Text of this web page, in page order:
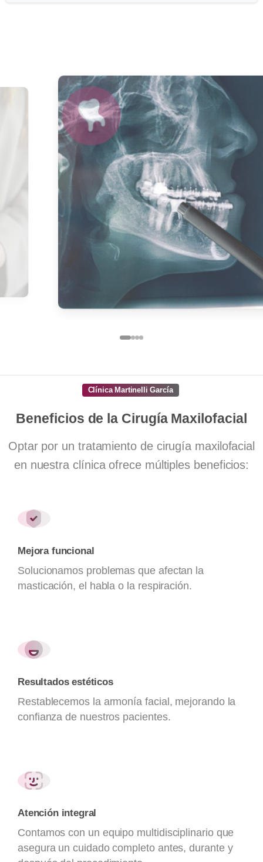
Clínica Martinelli García
Beneficios de la Cirugía Maxilofacial
Optar por un tratamiento de cirugía maxilofacial
en nuestra clínica ofrece múltiples beneficios:
Mejora funcional
Solucionamos problemas que afectan la
masticación, el habla o la respiración.
Resultados estéticos
Restablecemos la armonía facial, mejorando la
confianza de nuestros pacientes.
Atención integral
Contamos con un equipo multidisciplinario que
asegura un cuidado completo antes, durante y